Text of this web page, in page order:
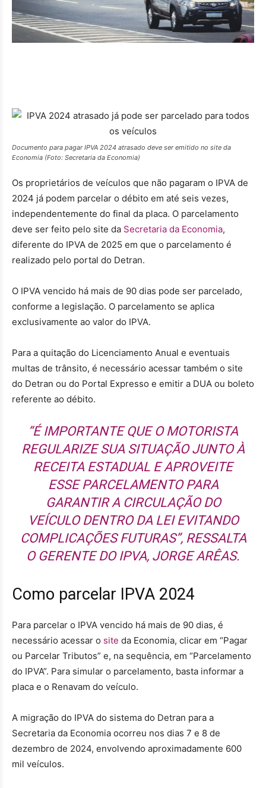
Documento para pagar IPVA 2024 atrasado deve ser emitido no site da
Economia (Foto: Secretaria da Economia)
Os proprietários de veículos que não pagaram o IPVA de
2024 já podem parcelar o débito em até seis vezes,
independentemente do final da placa. O parcelamento
deve ser feito pelo site da Secretaria da Economia,
diferente do IPVA de 2025 em que o parcelamento é
realizado pelo portal do Detran.
O IPVA vencido há mais de 90 dias pode ser parcelado,
conforme a legislação. O parcelamento se aplica
exclusivamente ao valor do IPVA.
Para a quitação do Licenciamento Anual e eventuais
multas de trânsito, é necessário acessar também o site
do Detran ou do Portal Expresso e emitir a DUA ou boleto
referente ao débito.
“É IMPORTANTE QUE O MOTORISTA
REGULARIZE SUA SITUAÇÃO JUNTO À
RECEITA ESTADUAL E APROVEITE
ESSE PARCELAMENTO PARA
GARANTIR A CIRCULAÇÃO DO
VEÍCULO DENTRO DA LEI EVITANDO
COMPLICAÇÕES FUTURAS”, RESSALTA
O GERENTE DO IPVA, JORGE ARÊAS.
Como parcelar IPVA 2024
Para parcelar o IPVA vencido há mais de 90 dias, é
necessário acessar o site da Economia, clicar em “Pagar
ou Parcelar Tributos” e, na sequência, em “Parcelamento
do IPVA”. Para simular o parcelamento, basta informar a
placa e o Renavam do veículo.
A migração do IPVA do sistema do Detran para a
Secretaria da Economia ocorreu nos dias 7 e 8 de
dezembro de 2024, envolvendo aproximadamente 600
mil veículos.